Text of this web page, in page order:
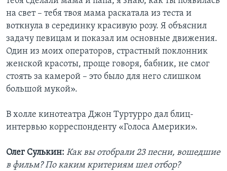
на свет – тебя твоя мама раскатала из теста и
воткнула в серединку красивую розу. Я объяснил
задачу певицам и показал им основные движения.
Один из моих операторов, страстный поклонник
женской красоты, проще говоря, бабник, не смог
стоять за камерой – это было для него слишком
большой мукой».
В холле кинотеатра Джон Туртурро дал блиц-
интервью корреспонденту «Голоса Америки».
Олег Сулькин: Как вы отобрали 23 песни, вошедшие
в фильм? По каким критериям шел отбор?